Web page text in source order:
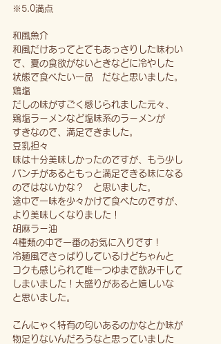
※5.0満点
和風魚介
和風だけあってとてもあっさりした味わい
で、夏の食欲がないときなどに冷やした
状態で食べたい一品 だなと思いました。
鶏塩
だしの味がすごく感じられました元々、
鶏塩ラーメンなど塩味系のラーメンが
すきなので、満足できました。
豆乳担々
味は十分美味しかったのですが、もう少し
パンチがあるともっと満足できる味になる
のではないかな？ と思いました。
途中で一味を少々かけて食べたのですが、
より美味しくなりました！
胡麻ラー油
4種類の中で一番のお気に入りです！
冷麺風でさっぱりしているけどちゃんと
コクも感じられて唯一つゆまで飲み干して
しまいました！大盛りがあると嬉しいな
と思いました。
こんにゃく特有の匂いあるのかなとか味が
物足りないんだろうなと思っていました